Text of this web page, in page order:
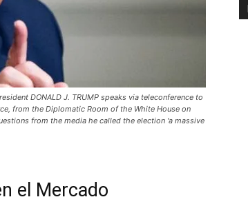
DONALD J. TRUMP speaks via teleconference to
from the Diplomatic Room of the White House on
from the media he called the election 'a massive
el Mercado